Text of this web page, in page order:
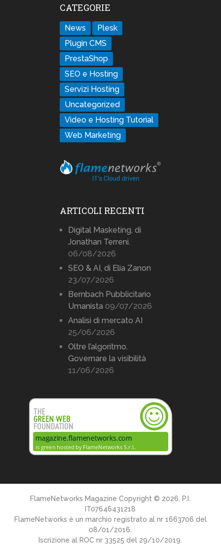
CATEGORIE
News
Plesk
Plugin CMS
PrestaShop
SEO e Hosting
Servizi Hosting
Uncategorized
Video e Hosting Tutorial
Web Marketing
ARTICOLI RECENTI
Digital Masketing, di
Jonathan Terreni.
06/08/2026
SEO & AI, di Elia Zanon
23/07/2026
Bernbach Pubblicitario
Umanista 09/07/2026
Analisi di mercato AI
25/06/2026
Oltre l’algoritmo.
Governare la visibilità
11/06/2026
FlameNetworks Magazine Copyright © 2026. P.I.
IT07646431218
FlameNetworks è un marchio registrato al nr 1663706 del
08/01/2016.
Iscrizione al ROC nr 33525 del 29/10/2019.